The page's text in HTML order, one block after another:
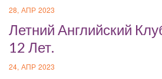
28, АПР 2023
Летний Английский
12 Лет.
24, АПР 2023